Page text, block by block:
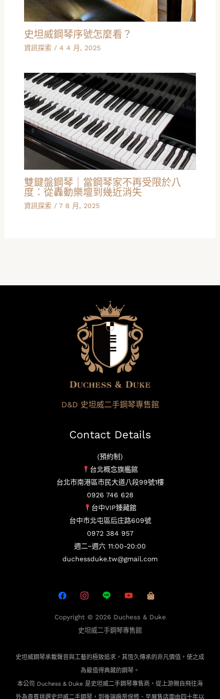
史坦威鋼琴序號怎麼看？
資訊探索 / 4 4 月, 2025
雙鍵盤鋼琴｜當鋼琴家不再受限於八
度：從轟動樂壇到幾近消失
資訊探索 / 7 8 月, 2025
D&D 史坦威二手鋼琴專售館
Contact Details
(預約制)
台北概念旗艦館
台北市南港區市民大道八段99號1樓
0926 746 628
台中VIP臻藏館
台中市北屯區后庄路609號
0972 384 957
週二~週六 11:00-20:00
duchessduke.tw@gmail.com
Copyright © 2026 Duchess & Duke
史坦威二手鋼琴專售館
史坦威鋼琴承載聲音與工藝的極致追求，其恆久傳承的非凡價值，使之成
為最值得典藏的鋼琴。
本公司 Duchess & Duke 是史坦威二手鋼琴專售商，從上游親自飛往海
外為貴賓挑選史坦威二手鋼琴，到後端廠房保修、至展售店面由四十年以